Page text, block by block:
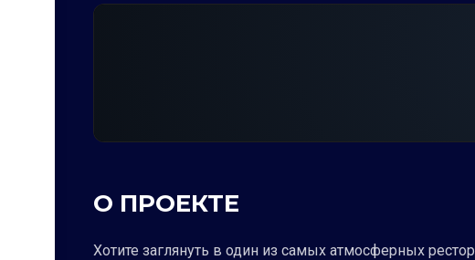
О ПРОЕКТЕ
Хотите заглянуть в один из самых атмосферных